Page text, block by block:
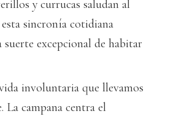
y currucas saludan al
sincronía cotidiana
suerte excepcional de habitar
involuntaria que llevamos
campana centra el